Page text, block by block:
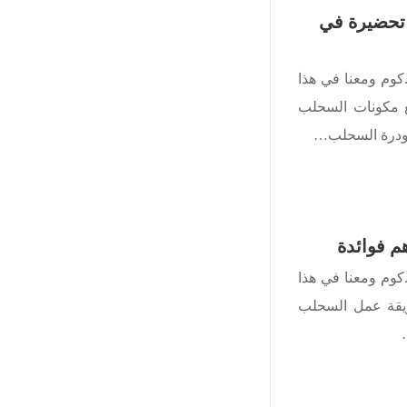
في
ومعنا في هذا
مكونات السحلب
السحلب…
فوائدة
ومعنا في هذا
عمل السحلب